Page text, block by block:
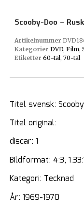
Scooby-Doo –
Artikelnummer
Kategorier DVD, Film,
Etiketter 60-tal, 70-tal
Titel svensk:
Titel original:
discar: 1
Bildformat: 4:3,
Kategori: Tecknad
År: 1969-1970